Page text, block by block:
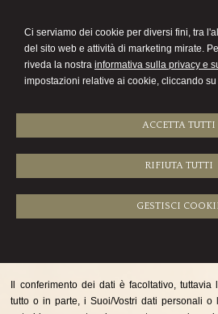
Ci serviamo dei cookie per diversi fini, tra
del sito web e attività di marketing mirate.
riveda la nostra informativa sulla privacy e
impostazioni relative ai cookie, cliccando
ACCETTA TUTTI
RIFIUTA TUTTI
GESTISCI
commercialista
Menu
INFORMATIVA SULLA
196/2003)
Il trattamento di tali dati personali può essere
Il conferimento dei dati è facoltativo,
tutto o in parte, i Suoi/Vostri dati personali o